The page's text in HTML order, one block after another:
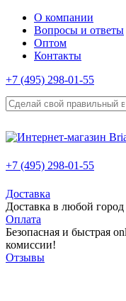
О компании
Вопросы и ответы
Оптом
Контакты
+7 (495) 298-01-55
+7 (495) 298-01-55
Доставка
Доставка в любой
Оплата
Безопасная и быстрая
комиссии!
Отзывы